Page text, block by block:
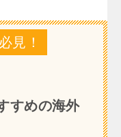
見！
すめの海外